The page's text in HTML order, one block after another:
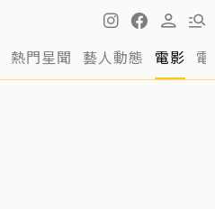
熱門星聞 藝人動態 電影